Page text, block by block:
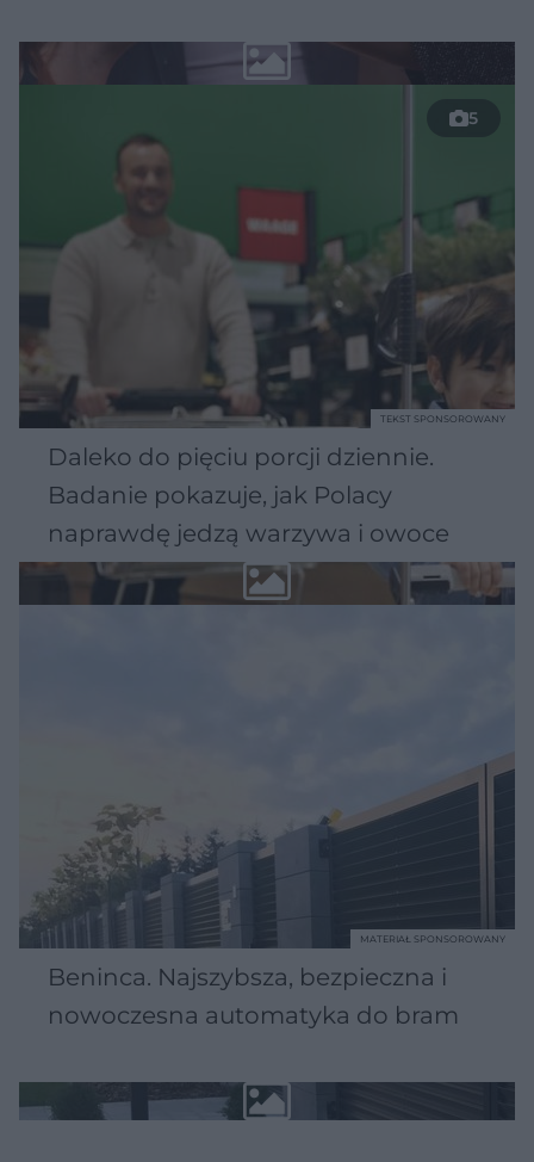
5
Daleko do pięciu porcji dziennie.
Badanie pokazuje, jak Polacy
naprawdę jedzą warzywa i owoce
TEKST SPONSOROWANY
Beninca. Najszybsza, bezpieczna i
nowoczesna automatyka do bram
MATERIAŁ SPONSOROWANY